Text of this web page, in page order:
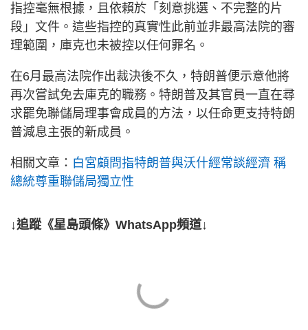
指控毫無根據，且依賴於「刻意挑選、不完整的片
段」文件。這些指控的真實性此前並非最高法院的審
理範圍，庫克也未被控以任何罪名。
在6月最高法院作出裁決後不久，特朗普便示意他將
再次嘗試免去庫克的職務。特朗普及其官員一直在尋
求罷免聯儲局理事會成員的方法，以任命更支持特朗
普減息主張的新成員。
相關文章： 白宮顧問指特朗普與沃什經常談經濟 稱
總統尊重聯儲局獨立性
↓追蹤《星島頭條》WhatsApp頻道↓